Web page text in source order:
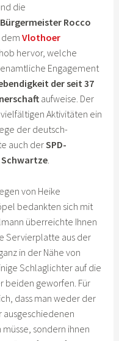
die
Bürgermeister Rocco
demVlothoer
hervor, welche
Engagement
der seit 37
aufweise. Der
Aktivitäten ein
der deutsch-
auch derSPD-
.
von Heike
bedankten sich mit
überreichte Ihnen
Servierplatte aus der
ganz in der Nähe von
Schlaglichter auf die
beiden geworfen. Für
dass man weder der
müsse, sondern ihnen